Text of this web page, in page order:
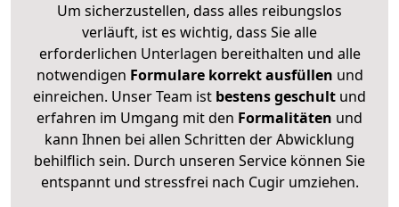
Um sicherzustellen, dass alles reibungslos
verläuft, ist es wichtig, dass Sie alle
erforderlichen Unterlagen bereithalten und alle
notwendigen Formulare korrekt ausfüllen und
einreichen. Unser Team ist bestens geschult und
erfahren im Umgang mit den Formalitäten und
kann Ihnen bei allen Schritten der Abwicklung
behilflich sein. Durch unseren Service können Sie
entspannt und stressfrei nach Cugir umziehen.